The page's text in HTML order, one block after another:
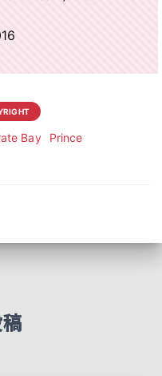
Bay Prince